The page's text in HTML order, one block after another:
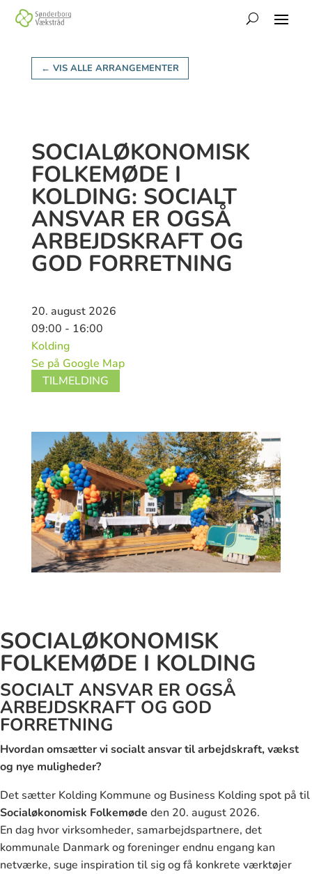
← VIS ALLE ARRANGEMENTER
SOCIALØKONOMISK
FOLKEMØDE I
KOLDING: SOCIALT
ANSVAR ER OGSÅ
ARBEJDSKRAFT OG
GOD FORRETNING
20. august 2026
09:00 - 16:00
Kolding
Se på Google Map
TILMELDING
SOCIALØKONOMISK
FOLKEMØDE I KOLDING
SOCIALT ANSVAR ER OGSÅ
ARBEJDSKRAFT OG GOD
FORRETNING
Hvordan omsætter vi socialt ansvar til arbejdskraft, vækst
og nye muligheder?
Det sætter Kolding Kommune og Business Kolding spot på til
Socialøkonomisk Folkemøde den 20. august 2026.
En dag hvor virksomheder, samarbejdspartnere, det
kommunale Danmark og foreninger endnu engang kan
netværke, suge inspiration til sig og få konkrete værktøjer